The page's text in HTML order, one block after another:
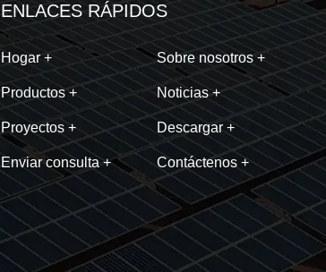
ENLACES RÁPIDOS
Hogar + Sobre nosotros +
Productos + Noticias +
Proyectos + Descargar +
Enviar consulta + Contáctenos +